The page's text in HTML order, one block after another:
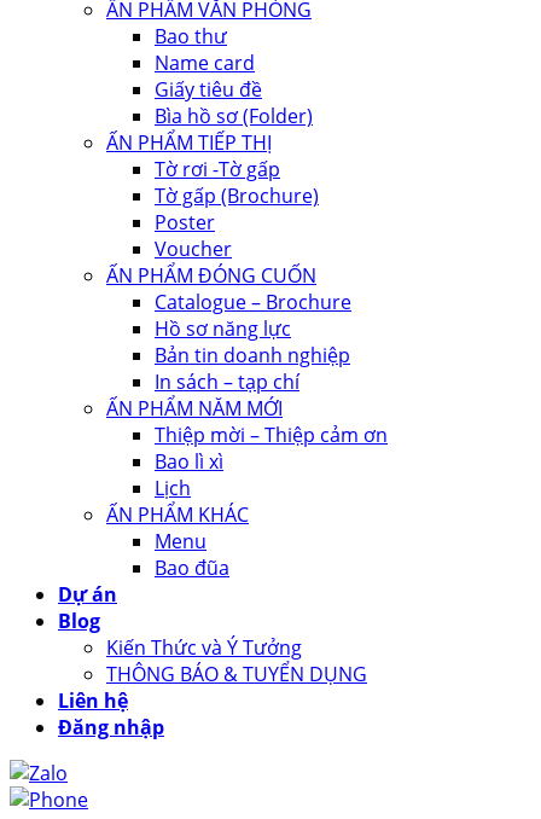
ẤN PHẨM VĂN PHÒNG
Bao thư
Name card
Giấy tiêu đề
Bìa hồ sơ (Folder)
ẤN PHẨM TIẾP THỊ
Tờ rơi -Tờ gấp
Tờ gấp (Brochure)
Poster
Voucher
ẤN PHẨM ĐÓNG CUỐN
Catalogue – Brochure
Hồ sơ năng lực
Bản tin doanh nghiệp
In sách – tạp chí
ẤN PHẨM NĂM MỚI
Thiệp mời – Thiệp cảm ơn
Bao lì xì
Lịch
ẤN PHẨM KHÁC
Menu
Bao đũa
Dự án
Blog
Kiến Thức và Ý Tưởng
THÔNG BÁO & TUYỂN DỤNG
Liên hệ
Đăng nhập